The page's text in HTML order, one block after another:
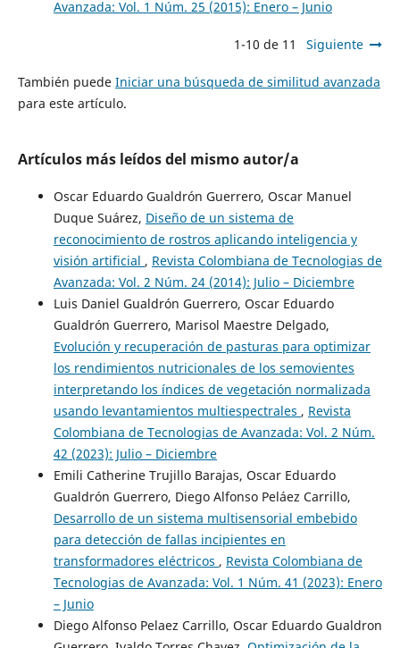
Avanzada: Vol. 1 Núm. 25 (2015): Enero – Junio
1-10 de 11 Siguiente
También puede Iniciar una búsqueda de similitud avanzada
para este artículo.
Artículos más leídos del mismo autor/a
Oscar Eduardo Gualdrón Guerrero, Oscar Manuel
Duque Suárez, Diseño de un sistema de
reconocimiento de rostros aplicando inteligencia y
visión artificial , Revista Colombiana de Tecnologias de
Avanzada: Vol. 2 Núm. 24 (2014): Julio – Diciembre
Luis Daniel Gualdrón Guerrero, Oscar Eduardo
Gualdrón Guerrero, Marisol Maestre Delgado,
Evolución y recuperación de pasturas para optimizar
los rendimientos nutricionales de los semovientes
interpretando los índices de vegetación normalizada
usando levantamientos multiespectrales , Revista
Colombiana de Tecnologias de Avanzada: Vol. 2 Núm.
42 (2023): Julio – Diciembre
Emili Catherine Trujillo Barajas, Oscar Eduardo
Gualdrón Guerrero, Diego Alfonso Peláez Carrillo,
Desarrollo de un sistema multisensorial embebido
para detección de fallas incipientes en
transformadores eléctricos , Revista Colombiana de
Tecnologias de Avanzada: Vol. 1 Núm. 41 (2023): Enero
– Junio
Diego Alfonso Pelaez Carrillo, Oscar Eduardo Gualdron